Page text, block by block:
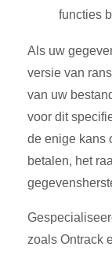
functies
Als uw
versie van
van uw
voor dit
de enige kans
betalen, het
zoals Ontrack